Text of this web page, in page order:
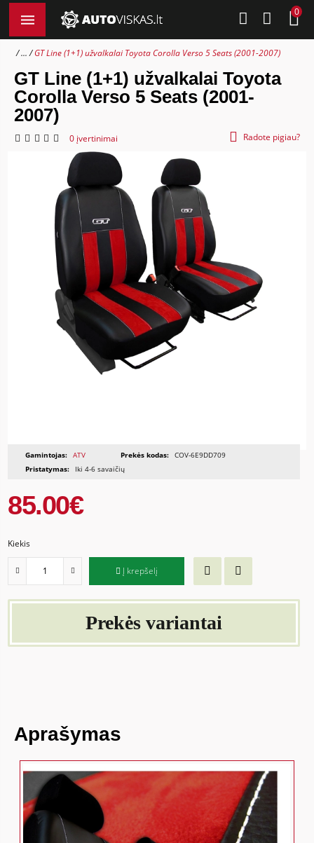
0
... GT Line (1+1) užvalkalai Toyota Corolla Verso 5 Seats (2001-2007)
GT Line (1+1) užvalkalai Toyota
Corolla Verso 5 Seats (2001-
2007)
0 įvertinimai Radote pigiau?
Gamintojas: ATV Prekės kodas: COV-6E9DD709
Pristatymas:
Iki 4-6 savaičių
85.00€
Kiekis
Į krepšelį
Prekės variantai
Aprašymas